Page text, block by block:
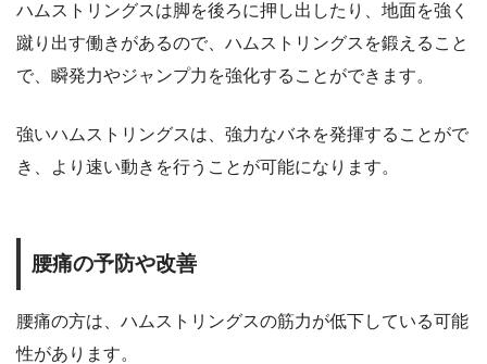
ハムストリングスは脚を後ろに押し出したり、地面を強く
蹴り出す働きがあるので、ハムストリングスを鍛えること
で、瞬発力やジャンプ力を強化することができます。
強いハムストリングスは、強力なバネを発揮することがで
き、より速い動きを行うことが可能になります。
腰痛の予防や改善
腰痛の方は、ハムストリングスの筋力が低下している可能
性があります。